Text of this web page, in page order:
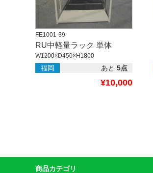
FE1001-39
RU中軽量ラック 単体
W1200×D450×H1800
福岡 あと 5点
¥10,000
商品カテゴリ